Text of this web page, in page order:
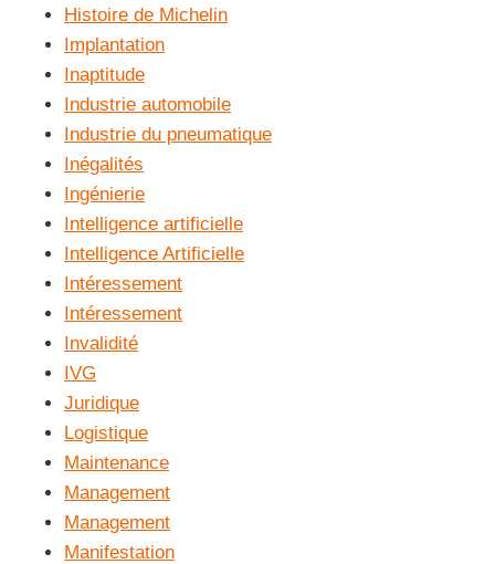
Histoire de Michelin
Implantation
Inaptitude
Industrie automobile
Industrie du pneumatique
Inégalités
Ingénierie
Intelligence artificielle
Intelligence Artificielle
Intéressement
Intéressement
Invalidité
IVG
Juridique
Logistique
Maintenance
Management
Management
Manifestation